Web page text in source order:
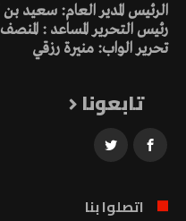
الرئيس المدير العام: سعيد
رئيس التحرير المساعد :
تحرير الواب: منيرة رزقي
تابعونا
اتصلوا بنا